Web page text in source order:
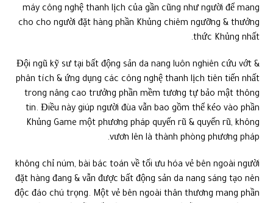
máy công nghệ thanh lịch của gần cũng như người để mang
cho cho người đặt hàng phần Khủng chiêm ngưỡng & thưởng
thức Khủng nhất.
Đội ngũ kỹ sư tại bất động sản da nang luôn nghiên cứu vớt &
phân tích & ứng dụng các công nghệ thanh lịch tiên tiến nhất
trong nâng cao trưởng phần mềm tương tự bảo mật thông
tin. Điều này giúp người đùa vẫn bao gồm thể kéo vào phần
Khủng Game một phương pháp quyến rũ & quyến rũ, không
vươn lên là thành phòng phương pháp.
không chỉ núm, bài bác toán về tối ưu hóa vẻ bên ngoài người
đặt hàng đang & vẫn được bất động sản da nang sáng tạo nên
độc đáo chú trọng. Một vẻ bên ngoài thân thương mang phần